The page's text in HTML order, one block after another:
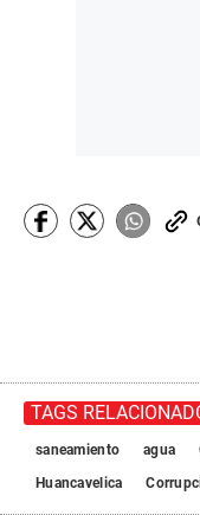
TAGS
saneamiento agua
Huancavelica